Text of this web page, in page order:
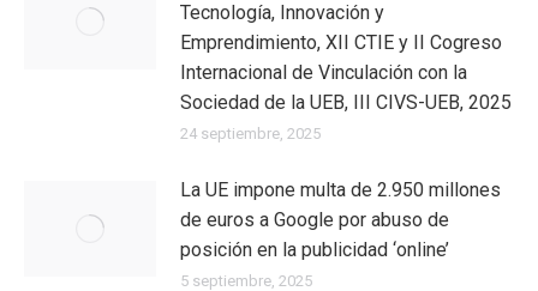
Tecnología, Innovación y
Emprendimiento, XII CTIE y II Cogreso
Internacional de Vinculación con la
Sociedad de la UEB, III CIVS-UEB, 2025
24 septiembre, 2025
La UE impone multa de 2.950 millones
de euros a Google por abuso de
posición en la publicidad ‘online’
5 septiembre, 2025